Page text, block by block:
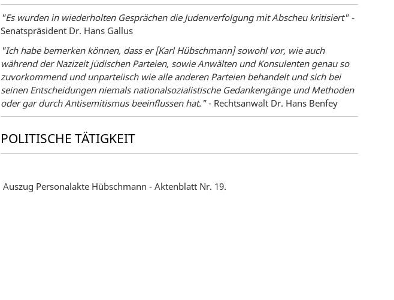
"Es wurden in wiederholten Gesprächen die Judenverfolgung mit Abscheu kritisiert" -
Senatspräsident Dr. Hans Gallus
"Ich habe bemerken können, dass er [Karl Hübschmann] sowohl vor, wie auch
während der Nazizeit jüdischen Parteien, sowie Anwälten und Konsulenten genau so
zuvorkommend und unparteiisch wie alle anderen Parteien behandelt und sich bei
seinen Entscheidungen niemals nationalsozialistische Gedankengänge und Methoden
oder gar durch Antisemitismus beeinflussen hat."- Rechtsanwalt Dr. Hans Benfey
POLITISCHE TÄTIGKEIT
Auszug Personalakte Hübschmann - Aktenblatt Nr. 19.